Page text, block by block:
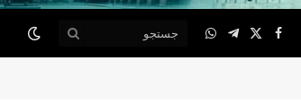
Facebook
X
(Twitter)
Telegram
WhatsApp